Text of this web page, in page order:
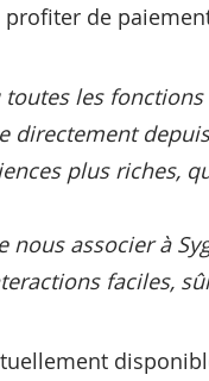
de
les
directement
plus riches,
nous associer à
faciles,